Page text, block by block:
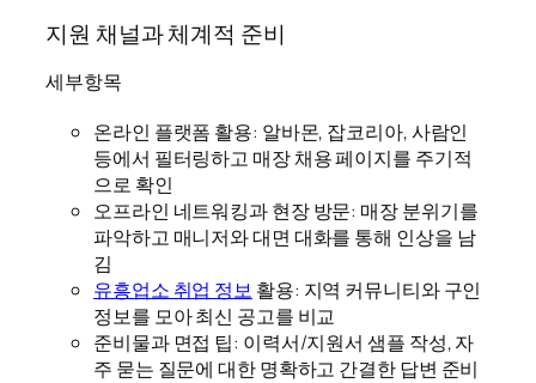
지원 채널과 체계적 준비
세부항목
온라인 플랫폼 활용: 알바몬, 잡코리아, 사람인
등에서 필터링하고 매장 채용 페이지를 주기적
으로 확인
오프라인 네트워킹과 현장 방문: 매장 분위기를
파악하고 매니저와 대면 대화를 통해 인상을 남
김
유흥업소 취업 정보 활용: 지역 커뮤니티와 구인
정보를 모아 최신 공고를 비교
준비물과 면접 팁: 이력서/지원서 샘플 작성, 자
주 묻는 질문에 대한 명확하고 간결한 답변 준비